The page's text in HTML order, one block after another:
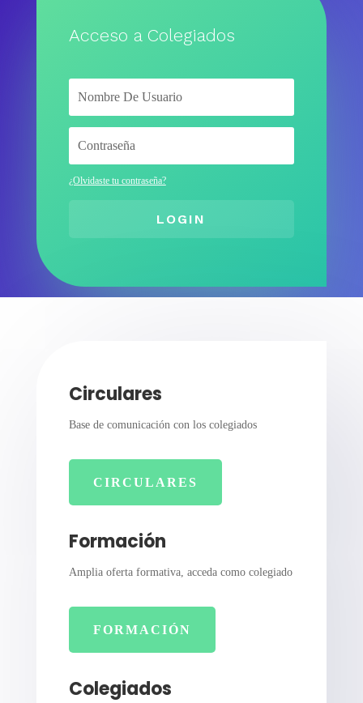
Acceso a Colegiados
¿Olvidaste tu contraseña?
LOGIN
Circulares
Base de comunicación con los colegiados
CIRCULARES
Formación
Amplia oferta formativa, acceda como colegiado
FORMACIÓN
Colegiados